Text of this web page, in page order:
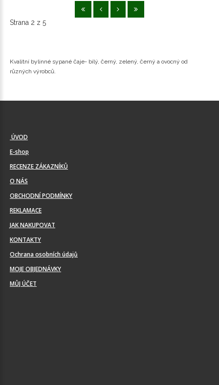
Strana 2 z 5
Kvalitní bylinné sypané čaje- bílý, černý, zelený, černý a ovocný od
různých výrobců.
ÚVOD
E-shop
RECENZE ZÁKAZNÍKŮ
O NÁS
OBCHODNÍ PODMÍNKY
REKLAMACE
JAK NAKUPOVAT
KONTAKTY
Ochrana osobních údajů
MOJE OBJEDNÁVKY
MŮJ ÚČET